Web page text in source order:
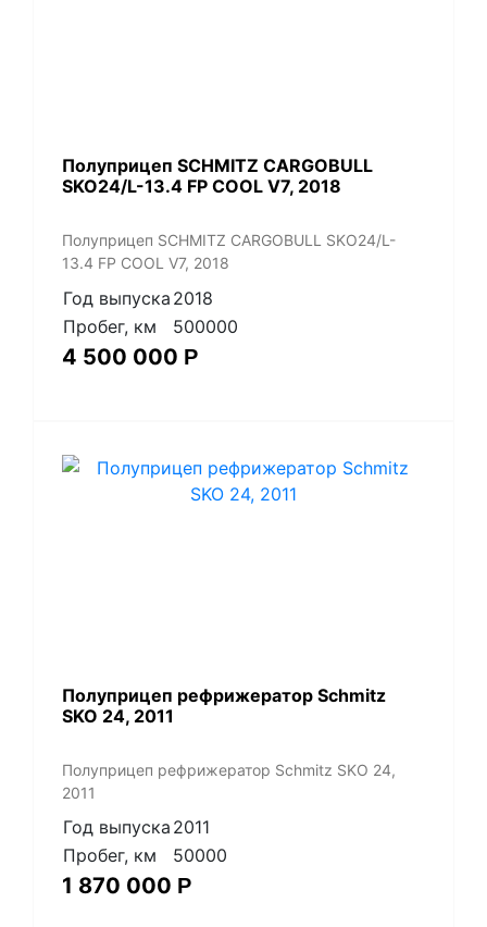
Полуприцеп SCHMITZ CARGOBULL
SKO24/L-13.4 FP COOL V7, 2018
Полуприцеп SCHMITZ CARGOBULL SKO24/L-
13.4 FP COOL V7, 2018
Год выпуска 2018
Пробег, км
500000
4 500 000 Р
Полуприцеп рефрижератор Schmitz
SKO 24, 2011
Полуприцеп рефрижератор Schmitz SKO 24,
2011
Год выпуска 2011
Пробег, км
50000
1 870 000 Р